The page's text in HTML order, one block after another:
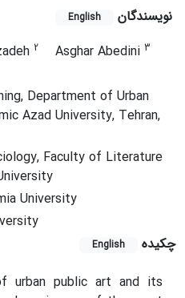
نویسندگان English
2 Asghar Abedini 3
Department of Urban
Azad University, Tehran,
Faculty of Literature
University
چکیده
English
urban public art and its